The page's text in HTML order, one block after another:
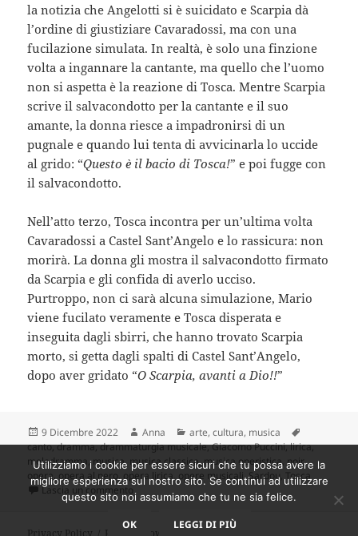
la notizia che Angelotti si è suicidato e Scarpia dà
l’ordine di giustiziare Cavaradossi, ma con una
fucilazione simulata. In realtà, è solo una finzione
volta a ingannare la cantante, ma quello che l’uomo
non si aspetta è la reazione di Tosca. Mentre Scarpia
scrive il salvacondotto per la cantante e il suo
amante, la donna riesce a impadronirsi di un
pugnale e quando lui tenta di avvicinarla lo uccide
al grido: “Questo è il bacio di Tosca!” e poi fugge con
il salvacondotto.
Nell’atto terzo, Tosca incontra per un’ultima volta
Cavaradossi a Castel Sant’Angelo e lo rassicura: non
morirà. La donna gli mostra il salvacondotto firmato
da Scarpia e gli confida di averlo ucciso.
Purtroppo, non ci sarà alcuna simulazione, Mario
viene fucilato veramente e Tosca disperata e
inseguita dagli sbirri, che hanno trovato Scarpia
morto, si getta dagli spalti di Castel Sant’Angelo,
dopo aver gridato “O Scarpia, avanti a Dio!!”
Scritto
il
9 Dicembre 2022 Autore
Anna Categorie
arte,cultura, musica
canto,dramma,drammaturgia musicale,Giacomo Puccini,lirica,
melodramma ,musica, musica classica,musica operistica,noir,
opera, opera al nero opera lirica opere musicali,Sardou, Tosca
Lascia un commentosu Opera al nero #3. Tosca di Puccini: un crimine
Privacy Policy Proudly powered by WordPress
Utilizziamo i cookie per essere sicuri che tu possa avere la
migliore esperienza sul nostro sito. Se continui ad utilizzare
questo sito noi assumiamo che tu ne sia felice.
OK LEGGI DI PIÙ